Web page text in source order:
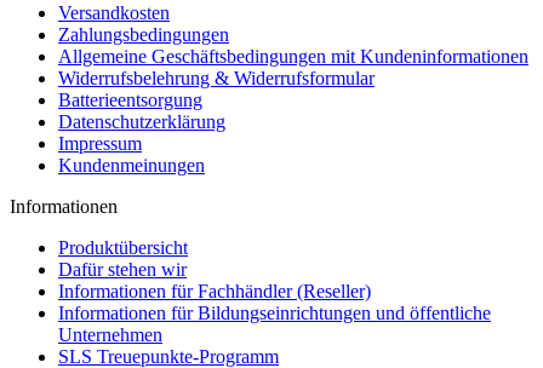
Versandkosten
Zahlungsbedingungen
Allgemeine Geschäftsbedingungen mit Kundeninformationen
Widerrufsbelehrung & Widerrufsformular
Batterieentsorgung
Datenschutzerklärung
Impressum
Kundenmeinungen
Informationen
Produktübersicht
Dafür stehen wir
Informationen für Fachhändler (Reseller)
Informationen für Bildungseinrichtungen und öffentliche
Unternehmen
SLS Treuepunkte-Programm